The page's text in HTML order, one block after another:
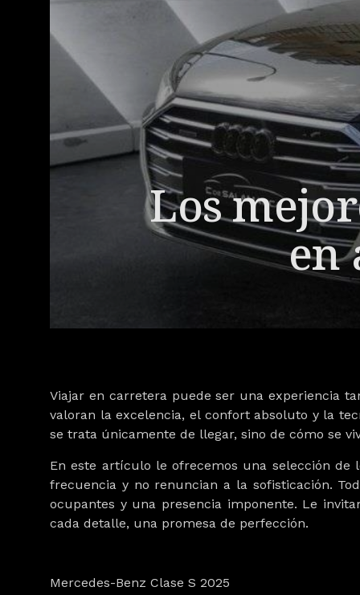
Los
en
Viajar en carretera puede ser una experiencia
valoran la excelencia, el confort absoluto y la
se trata únicamente de llegar, sino de cómo se
En este artículo le ofrecemos una selección de
frecuencia y no renuncian a la sofisticación.
ocupantes y una presencia imponente. Le
cada detalle, una promesa de perfección.
Mercedes-Benz Clase S 2025